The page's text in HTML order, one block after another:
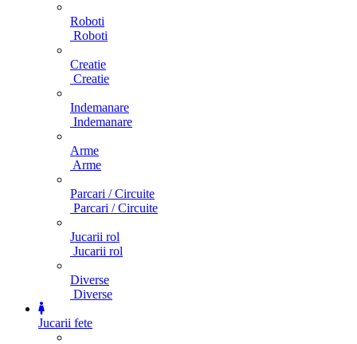
Roboti
Roboti
Creatie
Creatie
Indemanare
Indemanare
Arme
Arme
Parcari / Circuite
Parcari / Circuite
Jucarii rol
Jucarii rol
Diverse
Diverse
Jucarii fete